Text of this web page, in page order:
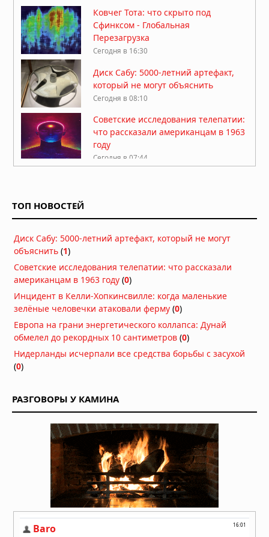
Ковчег Тота: что скрыто под
Сфинксом - Глобальная
Перезагрузка
Сегодня в 16:30
Диск Сабу: 5000-летний артефакт,
который не могут объяснить
Сегодня в 08:10
Советские исследования телепатии:
что рассказали американцам в 1963
году
Сегодня в 07:44
высокоразвитой цивилизации из
Вчера в 08:00
Аномалия Атлантиды: как пять пар
близнецов указывают на внеземное
вмешательство
Басаджаун: повелитель лесов,
научивший басков земледелию и
металлургии
переживших апокалипсис
Антарктида, инопланетяне и
звёздные врата: загадки ледяного
континента
05.08.2026 в 07:54
Расшифрованный свиток рассказал
о последних часах Платона
ТОП НОВОСТЕЙ
Диск Сабу: 5000-летний артефакт, который не могут
объяснить (1)
Советские исследования телепатии: что рассказали
американцам в 1963 году (0)
Инцидент в Келли-Хопкинсвилле: когда маленькие
зелёные человечки атаковали ферму (0)
Европа на грани энергетического коллапса: Дунай
обмелел до рекордных 10 сантиметров (0)
Нидерланды исчерпали все средства борьбы с засухой
(0)
РАЗГОВОРЫ У КАМИНА